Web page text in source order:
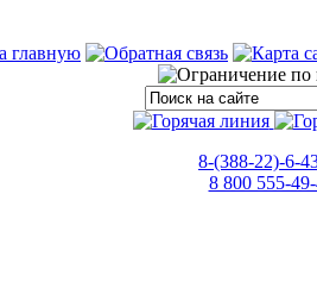
8-(388-22)-6-
8 800 555-